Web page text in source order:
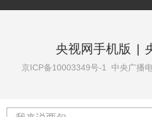
央视网手机版 |
京ICP备10003349号-1 中央广播